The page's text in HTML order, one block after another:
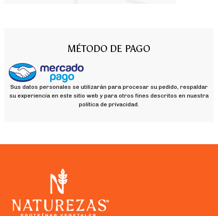
MÉTODO DE PAGO
Sus datos personales se utilizarán para procesar su pedido, respaldar
su experiencia en este sitio web y para otros fines descritos en nuestra
política de privacidad.